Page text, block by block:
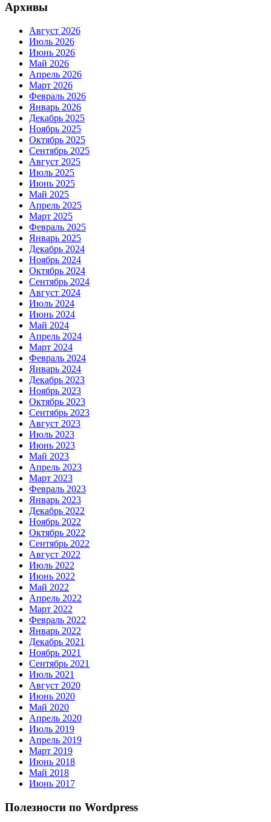
Архивы
Август 2026
Июль 2026
Июнь 2026
Май 2026
Апрель 2026
Март 2026
Февраль 2026
Январь 2026
Декабрь 2025
Ноябрь 2025
Октябрь 2025
Сентябрь 2025
Август 2025
Июль 2025
Июнь 2025
Май 2025
Апрель 2025
Март 2025
Февраль 2025
Январь 2025
Декабрь 2024
Ноябрь 2024
Октябрь 2024
Сентябрь 2024
Август 2024
Июль 2024
Июнь 2024
Май 2024
Апрель 2024
Март 2024
Февраль 2024
Январь 2024
Декабрь 2023
Ноябрь 2023
Октябрь 2023
Сентябрь 2023
Август 2023
Июль 2023
Июнь 2023
Май 2023
Апрель 2023
Март 2023
Февраль 2023
Январь 2023
Декабрь 2022
Ноябрь 2022
Октябрь 2022
Сентябрь 2022
Август 2022
Июль 2022
Июнь 2022
Май 2022
Апрель 2022
Март 2022
Февраль 2022
Январь 2022
Декабрь 2021
Ноябрь 2021
Сентябрь 2021
Июль 2021
Август 2020
Июнь 2020
Май 2020
Апрель 2020
Июль 2019
Апрель 2019
Март 2019
Июнь 2018
Май 2018
Июнь 2017
Полезности по Wordpress